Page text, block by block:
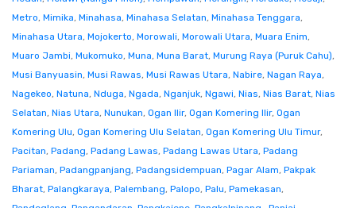
Metro, Mimika, Minahasa, Minahasa Selatan, Minahasa Tenggara,
Minahasa Utara, Mojokerto, Morowali, Morowali Utara, Muara Enim,
Muaro Jambi, Mukomuko, Muna, Muna Barat, Murung Raya (Puruk Cahu),
Musi Banyuasin, Musi Rawas, Musi Rawas Utara, Nabire, Nagan Raya,
Nagekeo, Natuna, Nduga, Ngada, Nganjuk, Ngawi, Nias, Nias Barat, Nias
Selatan, Nias Utara, Nunukan, Ogan Ilir, Ogan Komering Ilir, Ogan
Komering Ulu, Ogan Komering Ulu Selatan, Ogan Komering Ulu Timur,
Pacitan, Padang, Padang Lawas, Padang Lawas Utara, Padang
Pariaman, Padangpanjang, Padangsidempuan, Pagar Alam, Pakpak
Bharat, Palangkaraya, Palembang, Palopo, Palu, Pamekasan,